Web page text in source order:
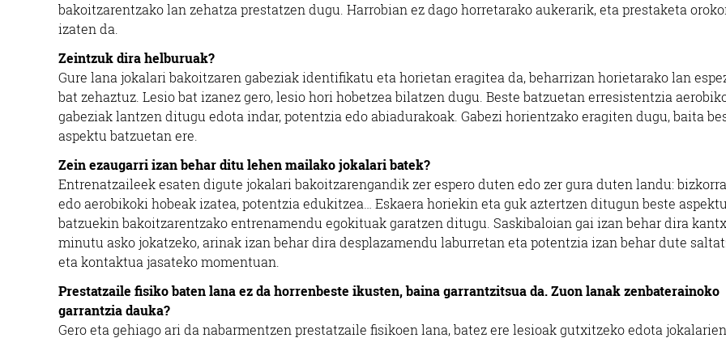
bakoitzarentzako lan zehatza prestatzen dugu. Harrobian ez dago horretarako aukerarik, eta prestaketa
izaten da.
Zeintzuk dira helburuak?
Gure lana jokalari bakoitzaren gabeziak identifikatu eta horietan eragitea da, beharrizan horietarako lan
bat zehaztuz. Lesio bat izanez gero, lesio hori hobetzea bilatzen dugu. Beste batzuetan erresistentzia
gabeziak lantzen ditugu edota indar, potentzia edo abiadurakoak. Gabezi horientzako eragiten dugu, baita
aspektu batzuetan ere.
Zein ezaugarri izan behar ditu lehen mailako jokalari batek?
Entrenatzaileek esaten digute jokalari bakoitzarengandik zer espero duten edo zer gura duten landu:
edo aerobikoki hobeak izatea, potentzia edukitzea… Eskaera horiekin eta guk aztertzen ditugun beste aspektu
batzuekin bakoitzarentzako entrenamendu egokituak garatzen ditugu. Saskibaloian gai izan behar dira
minutu asko jokatzeko, arinak izan behar dira desplazamendu laburretan eta potentzia izan behar dute
eta kontaktua jasateko momentuan.
Prestatzaile fisiko baten lana ez da horrenbeste ikusten, baina garrantzitsua da. Zuon lanak zenbaterainoko
garrantzia dauka?
Gero eta gehiago ari da nabarmentzen prestatzaile fisikoen lana, batez ere lesioak gutxitzeko edota